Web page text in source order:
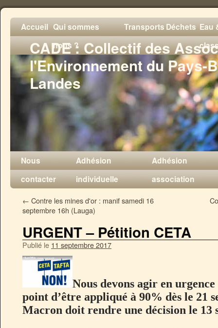
CADE : Collectif des
l'Environnement du Pays-
Landes
Accueil Qui sommes
nous ?
TransportsDéchets Eau
Nous
contacter
Adhésion
individuelle
Adhésion
association
← Contre les mines d'or : manif samedi 16
septembre 16h (Lauga)
URGENT – Pétition CETA
Publié le 11 septembre 2017
Nous devons agir en
point d’être appliqué à 90% dès le 21
Macron doit rendre une décision le 13